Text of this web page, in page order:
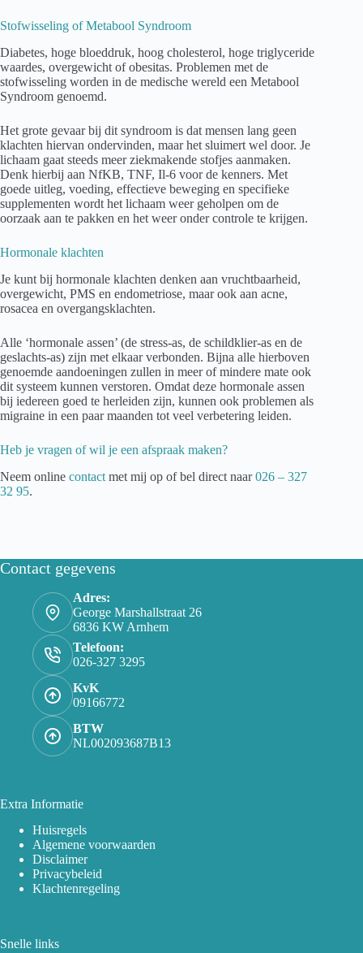
Stofwisseling of Metabool Syndroom
Diabetes, hoge bloeddruk, hoog cholesterol, hoge triglyceride
waardes, overgewicht of obesitas. Problemen met de
stofwisseling worden in de medische wereld een Metabool
Syndroom genoemd.
Het grote gevaar bij dit syndroom is dat mensen lang geen
klachten hiervan ondervinden, maar het sluimert wel door. Je
lichaam gaat steeds meer ziekmakende stofjes aanmaken.
Denk hierbij aan NfKB, TNF, Il-6 voor de kenners. Met
goede uitleg, voeding, effectieve beweging en specifieke
supplementen wordt het lichaam weer geholpen om de
oorzaak aan te pakken en het weer onder controle te krijgen.
Hormonale klachten
Je kunt bij hormonale klachten denken aan vruchtbaarheid,
overgewicht, PMS en endometriose, maar ook aan acne,
rosacea en overgangsklachten.
Alle ‘hormonale assen’ (de stress-as, de schildklier-as en de
geslachts-as) zijn met elkaar verbonden. Bijna alle hierboven
genoemde aandoeningen zullen in meer of mindere mate ook
dit systeem kunnen verstoren. Omdat deze hormonale assen
bij iedereen goed te herleiden zijn, kunnen ook problemen als
migraine in een paar maanden tot veel verbetering leiden.
Heb je vragen of wil je een afspraak maken?
Neem online contact met mij op of bel direct naar026 – 327
32 95.
Contact gegevens
Adres:
George Marshallstraat 26
6836 KW Arnhem
Telefoon:
026-327 3295
KvK
09166772
BTW
NL002093687B13
Extra Informatie
Huisregels
Algemene voorwaarden
Disclaimer
Privacybeleid
Klachtenregeling
Snelle links